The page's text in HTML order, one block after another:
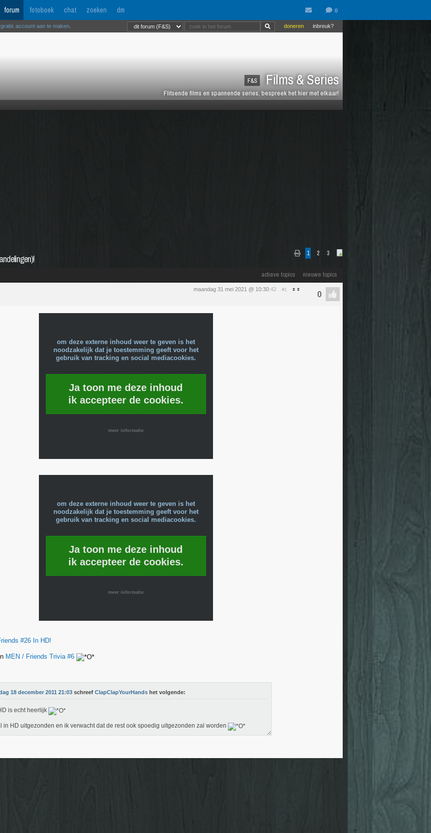
forum fotoboek chat zoeken dm
F&S Films & Series
Flitsende films en spannende series, bespreek het hier met elkaar!
inbreuk?
doneren
account aan te maken
1 2 3
actieve topics nieuwe topics
maandag 31 mei 2021 @ 10:30:42 #1
om deze externe inhoud weer te geven is het
noodzakelijk dat je toestemming geeft voor het
gebruik van tracking en social mediacookies.
Ja toon me deze inhoud
ik accepteer de cookies.
meer informatie
om deze externe inhoud weer te geven is het
noodzakelijk dat je toestemming geeft voor het
gebruik van tracking en social mediacookies.
Ja toon me deze inhoud
ik accepteer de cookies.
meer informatie
#26 In HD!
MEN / Friends Trivia #6
18 december 2011 21:03 schreef ClapClapYourHands het volgende:
is echt heerlijk
in HD uitgezonden en ik verwacht dat de rest ook spoedig uitgezonden zal worden